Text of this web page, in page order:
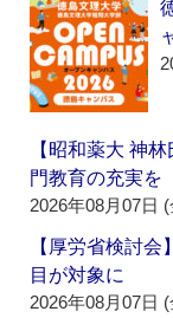
【昭和薬大 神
門教育の充実を
2026年08月07日 (
【厚労省検討
目が対象に
2026年08月07日 (